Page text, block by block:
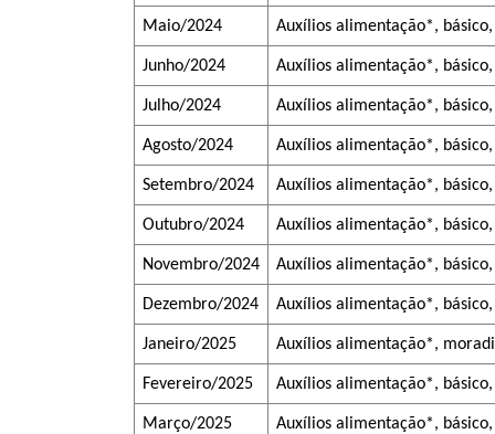
Maio/2024 Auxílios alimentação*,
Junho/2024 Auxílios alimentação*,
Julho/2024 Auxílios alimentação*,
Agosto/2024 Auxílios alimentação*,
Setembro/2024 Auxílios alimentação*,
Outubro/2024 Auxílios alimentação*,
Novembro/2024 Auxílios alimentação*,
Dezembro/2024 Auxílios alimentação*,
Janeiro/2025 Auxílios alimentação*,
Fevereiro/2025 Auxílios alimentação*,
Março/2025 Auxílios alimentação*,